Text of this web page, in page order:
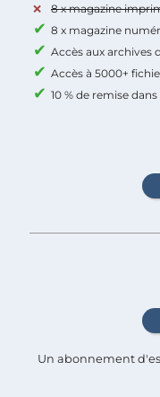
8 x magazine
8 x magazine
Accès aux archives
Accès à 5000+
10 % de remise
Un abonnement